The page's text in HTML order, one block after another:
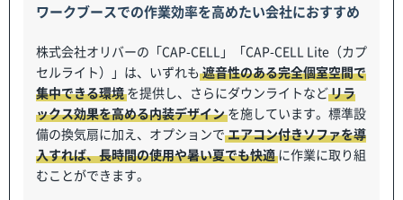
ワークブースでの作業効率を高めたい会社におすすめ
株式会社オリバーの「CAP-CELL」「CAP-CELL Lite（カプ
セルライト）」は、いずれも 遮音性のある完全個室空間で
集中できる環境を提供し、さらにダウンライトなどリラ
ックス効果を高める内装デザインを施しています。標準設
備の換気扇に加え、オプションでエアコン付きソファを導
入すれば、長時間の使用や暑い夏でも快適に作業に取り組
むことができます。